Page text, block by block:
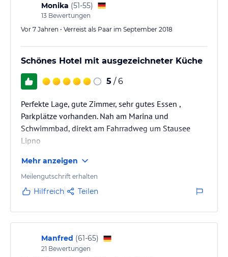
Monika (51-55)
13 Bewertungen
Vor 7 Jahren • Verreist als Paar im September 2018
Schönes Hotel mit ausgezeichneter Küche
5 / 6
Perfekte Lage, gute Zimmer, sehr gutes Essen ,
Parkplätze vorhanden. Nah am Marina und
Schwimmbad, direkt am Fahrradweg um Stausee
Lipno
Mehr anzeigen
Meilengutschrift erhalten
Hilfreich Teilen
Manfred (61-65)
21 Bewertungen